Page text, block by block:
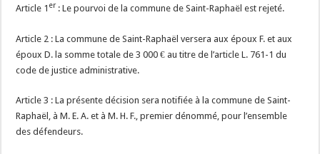
Article 1 er : Le pourvoi de la commune de Saint-Raphaël est rejeté.
Article 2 : La commune de Saint-Raphaël versera aux époux F. et aux
époux D. la somme totale de 3 000 € au titre de l’article L. 761-1 du
code de justice administrative.
Article 3 : La présente décision sera notifiée à la commune de Saint-
Raphaël, à M. E. A. et à M. H. F., premier dénommé, pour l’ensemble
des défendeurs.